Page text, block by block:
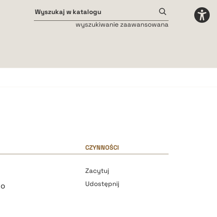
wyszukiwanie zaawansowana
CZYNNOŚCI
Zacytuj
Udostępnij